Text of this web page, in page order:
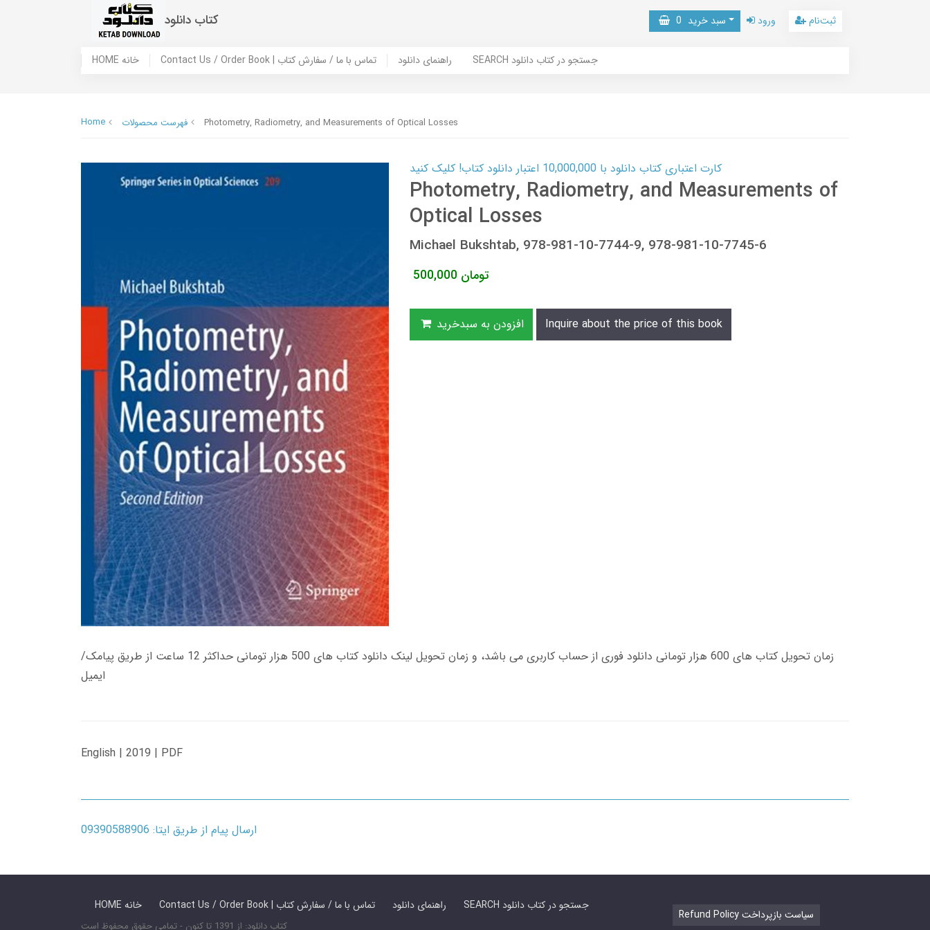
کتاب دانلود سبد خرید 0 ورود ثبت‌نام
HOME خانه Contact Us / Order Book | تماس با ما / سفارش کتاب راهنمای دانلود SEARCH جستجو در کتاب دانلود
Home فهرست محصولات Photometry, Radiometry, and Measurements of Optical Losses
کارت اعتباری کتاب دانلود با 10,000,000 اعتبار دانلود کتاب! کلیک کنید
Photometry, Radiometry, and Measurements of
Optical Losses
Michael Bukshtab, 978-981-10-7744-9, 978-981-10-7745-6
500,000 تومان
افزودن به سبدخرید Inquire about the price of this book
زمان تحویل کتاب های 600 هزار تومانی دانلود فوری از حساب کاربری می باشد، و زمان تحویل لینک دانلود کتاب های 500 هزار تومانی حداکثر 12 ساعت از طریق پیامک/
ایمیل
English | 2019 | PDF
ارسال پیام از طریق ایتا: 09390588906
HOME خانه Contact Us / Order Book | تماس با ما / سفارش کتاب راهنمای دانلود SEARCH جستجو در کتاب دانلود
کتاب دانلود: از 1391 تا کنون - تمامی حقوق محفوظ است
Refund Policy سیاست بازپرداخت